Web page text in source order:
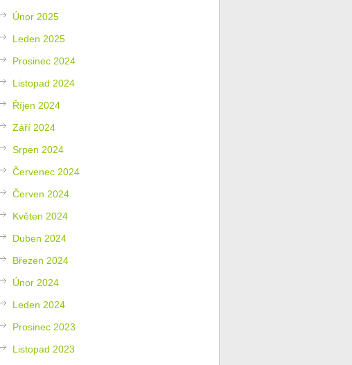
Únor 2025
Leden 2025
Prosinec 2024
Listopad 2024
Říjen 2024
Září 2024
Srpen 2024
Červenec 2024
Červen 2024
Květen 2024
Duben 2024
Březen 2024
Únor 2024
Leden 2024
Prosinec 2023
Listopad 2023